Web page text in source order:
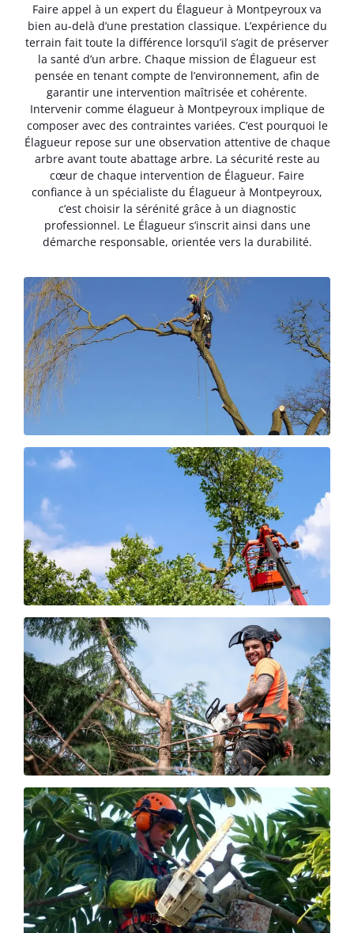
Faire appel à un expert du Élagueur à Montpeyroux va
bien au-delà d’une prestation classique. L’expérience du
terrain fait toute la différence lorsqu’il s’agit de préserver
la santé d’un arbre. Chaque mission de Élagueur est
pensée en tenant compte de l’environnement, afin de
garantir une intervention maîtrisée et cohérente.
Intervenir comme élagueur à Montpeyroux implique de
composer avec des contraintes variées. C’est pourquoi le
Élagueur repose sur une observation attentive de chaque
arbre avant toute abattage arbre. La sécurité reste au
cœur de chaque intervention de Élagueur. Faire
confiance à un spécialiste du Élagueur à Montpeyroux,
c’est choisir la sérénité grâce à un diagnostic
professionnel. Le Élagueur s’inscrit ainsi dans une
démarche responsable, orientée vers la durabilité.